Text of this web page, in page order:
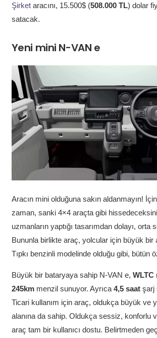
Şirketaracını, 15.500$ (508.000 TL) dolar
satacak.
Yeni mini N-VAN e
Aracın mini olduğuna sakın aldanmayın!
zaman, sanki 4×4 araçta gibi
uzmanların yaptığı tasarımdan dolayı, orta
Bununla birlikte araç, yolcular için büyük bir
Tıpkı benzinli modelinde olduğu gibi, bütün
Büyük bir bataryaya sahip N-VAN e, WLTC
245kmmenzil sunuyor. Ayrıca 4,5 saatşarj
Ticari kullanım için araç, oldukça büyük ve
alanına da sahip. Oldukça sessiz, konforlu
araç tam bir kullanıcı dostu. Belirtmeden